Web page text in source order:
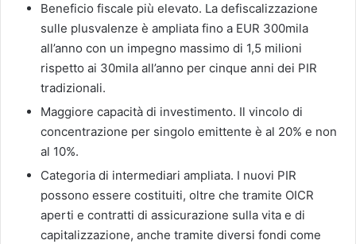
Beneficio fiscale più elevato. La defiscalizzazione
sulle plusvalenze è ampliata fino a EUR 300mila
all’anno con un impegno massimo di 1,5 milioni
rispetto ai 30mila all’anno per cinque anni dei PIR
tradizionali.
Maggiore capacità di investimento. Il vincolo di
concentrazione per singolo emittente è al 20% e non
al 10%.
Categoria di intermediari ampliata. I nuovi PIR
possono essere costituiti, oltre che tramite OICR
aperti e contratti di assicurazione sulla vita e di
capitalizzazione, anche tramite diversi fondi come